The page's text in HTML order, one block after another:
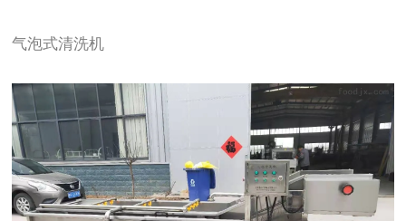
气泡式清洗机